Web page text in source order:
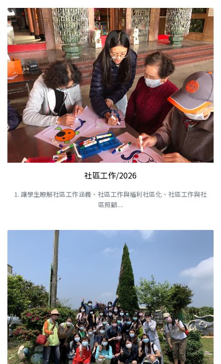
社區工作/2026
1. 讓學生瞭解社區工作涵義、社區工作與福利社區化、社區工作與社
區照顧....